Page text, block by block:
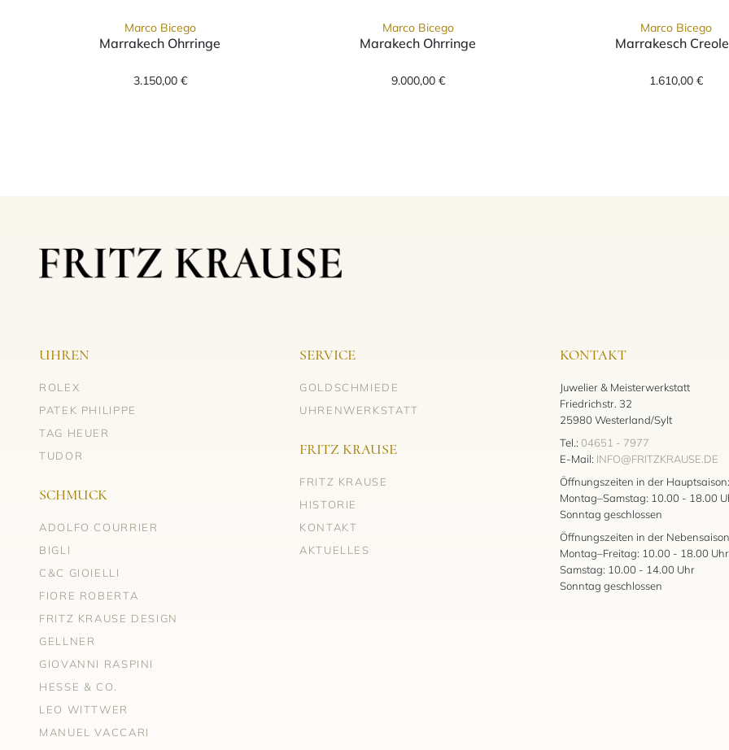
Marco Bicego
Marrakech Ohrringe
3.150,00 €
Marco Bicego
Marakech Ohrringe
9.000,00 €
Marco Bicego
Marrakesch
1.610,00 €
UHREN
ROLEX
PATEK PHILIPPE
TAG HEUER
TUDOR
SCHMUCK
ADOLFO COURRIER
BIGLI
C&C GIOIELLI
FIORE ROBERTA
FRITZ KRAUSE DESIGN
GELLNER
GIOVANNI RASPINI
HESSE & CO.
LEO WITTWER
MANUEL VACCARI
SERVICE
GOLDSCHMIEDE
UHRENWERKSTATT
FRITZ KRAUSE
FRITZ KRAUSE
HISTORIE
KONTAKT
AKTUELLES
KONTAKT
Juwelier & Meisterwerkstatt
Friedrichstr. 32
25980 Westerland/Sylt
Tel.: 04651 - 7977
E-Mail: INFO@FRITZKRAUSE.DE
Öffnungszeiten in der Hauptsaison:
Montag–Samstag: 10.00 - 18.00
Sonntag geschlossen
Öffnungszeiten in der
Montag–Freitag: 10.00 - 18.00 Uhr
Samstag: 10.00 - 14.00 Uhr
Sonntag geschlossen